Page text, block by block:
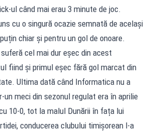
ul când mai erau 3 minute de joc.
cu o singură ocazie semnată de același
chiar și pentru un gol de onoare.
cel mai dur eșec din acest
fiind și primul eșec fără gol marcat din
Ultima dată când Informatica nu a
meci din sezonul regulat era în aprilie
10-0, tot la malul Dunării în fața lui
conducerea clubului timișorean l-a